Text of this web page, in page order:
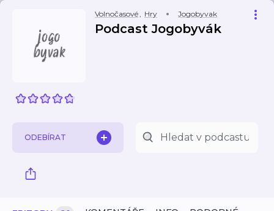
Volnočasové, Hry Jogobyvak
Podcast Jogobyvák
ODEBÍRAT